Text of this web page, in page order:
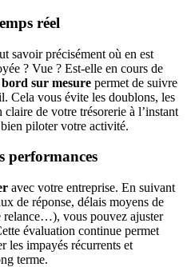
réel
savoir précisément où en est
? Vue ? Est-elle en cours de
sur mesure permet de suivre
Cela vous évite les doublons, les
de votre trésorerie à l’instant
piloter votre activité.
performances
avec votre entreprise. En suivant
de réponse, délais moyens de
relance…), vous pouvez ajuster
évaluation continue permet
les impayés récurrents et
terme.